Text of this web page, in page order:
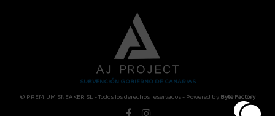
SUBVENCIÓN GOBIERNO DE CANARIAS
© PREMIUM SNEAKER SL - Todos los derechos reservados - Powered byByte Factory